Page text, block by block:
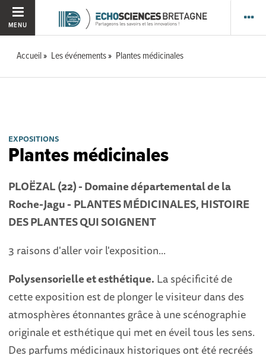
MENU
Accueil Les événements Plantes médicinales
EXPOSITIONS
Plantes médicinales
PLOËZAL (22) -Domaine départemental de la
Roche-Jagu - PLANTES MÉDICINALES, HISTOIRE
DES PLANTES QUI SOIGNENT
3 raisons d'aller voir l'exposition...
Polysensorielle et esthétique. La spécificité de
cette exposition est de plonger le visiteur dans des
atmosphères étonnantes grâce à une scénographie
originale et esthétique qui met en éveil tous les sens.
Des parfums médicinaux historiques ont été recréés